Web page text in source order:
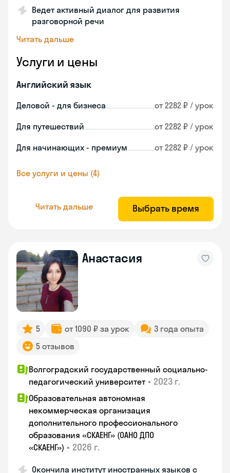
Ведет активный диалог для развития
разговорной речи
Читать дальше
Услуги и цены
Английский язык
Деловой - для бизнеса от 2282 ₽ / урок
Для путешествий от 2282 ₽ / урок
Для начинающих - премиум от 2282 ₽ / урок
Все услуги и цены (4)
Читать дальше Выбрать время
Анастасия
5 от 1090 ₽ за урок
3 года опыта
5 отзывов
Волгоградский государственный социально-
педагогический университет • 2023 г.
Образовательная автономная
некоммерческая организация
дополнительного профессионального
образования «СКАЕНГ» (ОАНО ДПО
«СКАЕНГ») • 2026 г.
Окончила институт иностранных языков с